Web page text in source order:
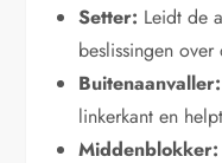
Setter: Leidt de
beslissingen
Buitenaanvaller:
linkerkant en
Middenblokker: